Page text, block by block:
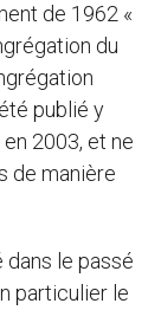
de 1962 «
du
publié y
2003, et ne
de manière
dans le passé
particulier le